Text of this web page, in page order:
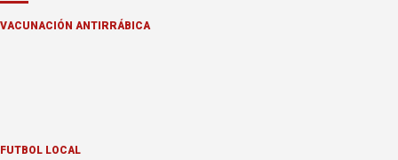
VACUNACIÓN ANTIRRÁBICA
FÚTBOL LOCAL